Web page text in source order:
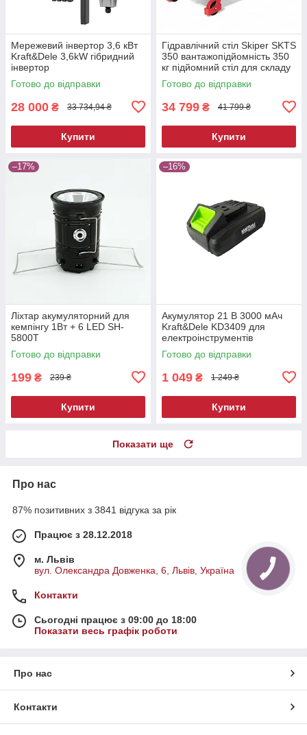
Мережевий інвертор 3,6 кВт
Kraft&Dele 3,6kW гібридний
інвертор
Готово до відправки
28 000 ₴ 33 734,94 ₴
Купити
Гідравлічний стіл Skiper SKTS
350 вантажопідйомність 350
кг підйомний стіл для складу
та СТО
Готово до відправки
34 799 ₴ 41 799 ₴
Купити
–17%
Ліхтар акумуляторний для
кемпінгу 1Вт + 6 LED SH-
5800T
Готово до відправки
199 ₴ 239 ₴
Купити
–16%
Акумулятор 21 В 3000 мАч
Kraft&Dele KD3409 для
електроінструментів
Готово до відправки
1 049 ₴ 1 249 ₴
Купити
Показати ще
Про нас
87% позитивних з 3841 відгука за рік
Працює з 28.12.2018
м. Львів
вул. Олександра Довженка, 6, Львів, Україна
Контакти
Сьогодні працює з 09:00 до 18:00
Показати весь графік роботи
Про нас
Контакти